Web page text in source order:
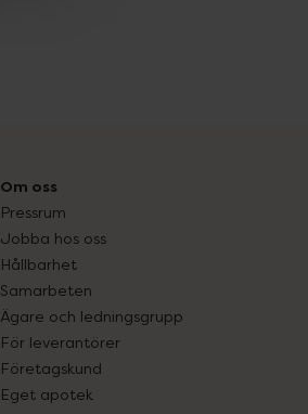
Om oss
Pressrum
Jobba hos oss
Hållbarhet
Samarbeten
Ägare och ledningsgrupp
För leverantörer
Företagskund
Eget apotek